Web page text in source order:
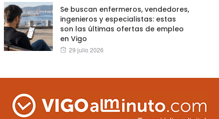
Se buscan enfermeros, vendedores,
ingenieros y especialistas: estas
son las últimas ofertas de empleo
en Vigo
Posted
29 julio 2026